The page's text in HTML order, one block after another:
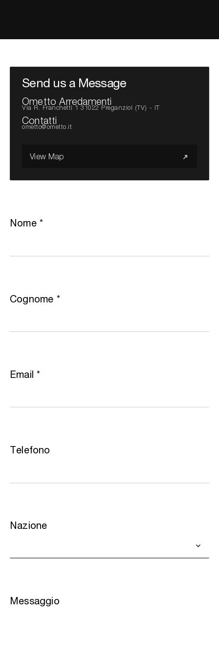
Send us a Message
Ometto Arredamenti
Via R. Franchetti 1 31022 Preganziol (TV) - IT
Contatti
ometto@ometto.it
View Map
Nome*
Cognome *
Email *
Telefono
Nazione
Messaggio